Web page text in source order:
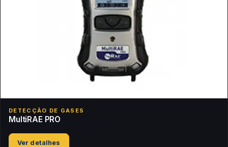
DETECÇÃO DE GASES
MultiRAE PRO
Ver detalhes